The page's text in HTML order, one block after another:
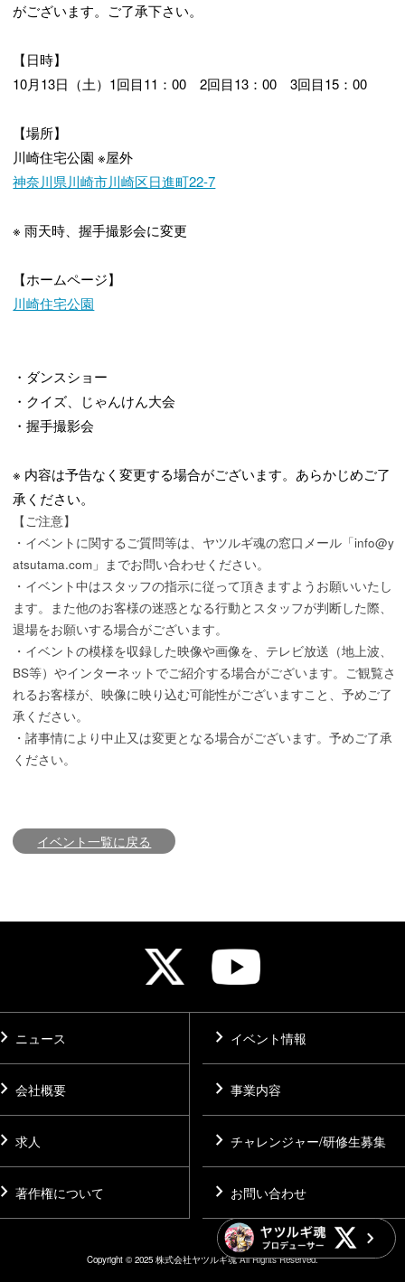
がございます。ご了承下さい。
【日時】
10月13日（土）1回目11：00 2回目13：00 3回目15：00
【場所】
川崎住宅公園 ※屋外
神奈川県川崎市川崎区日進町22-7
※ 雨天時、握手撮影会に変更
【ホームページ】
川崎住宅公園
・ダンスショー
・クイズ、じゃんけん大会
・握手撮影会
※ 内容は予告なく変更する場合がございます。あらかじめご了
承ください。
【ご注意】
・イベントに関するご質問等は、ヤツルギ魂の窓口メール「info@y
atsutama.com」までお問い合わせください。
・イベント中はスタッフの指示に従って頂きますようお願いいたし
ます。また他のお客様の迷惑となる行動とスタッフが判断した際、
退場をお願いする場合がございます。
・イベントの模様を収録した映像や画像を、テレビ放送（地上波、
BS等）やインターネットでご紹介する場合がございます。ご観覧さ
れるお客様が、映像に映り込む可能性がございますこと、予めご了
承ください。
・諸事情により中止又は変更となる場合がございます。予めご了承
ください。
イベント一覧に戻る
ニュース chevron_right イベント情報
会社概要 chevron_right 事業内容
求人 chevron_right チャレンジャー/研修生募集
著作権について chevron_right お問い合わせ
Copyright © 2025 株式会社ヤツルギ魂 All Rights Reserved.